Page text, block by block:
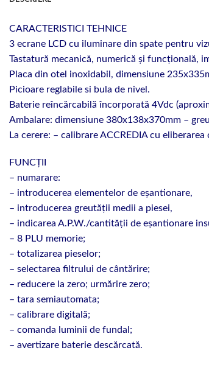
CARACTERISTICI TEHNICE
3 ecrane LCD cu iluminare din spate pentru
Tastatură mecanică, numerică și funcțională,
Placa din otel inoxidabil, dimensiune
Picioare reglabile si bula de nivel.
Baterie reîncărcabilă încorporată 4Vdc
Ambalare: dimensiune 380x138x370mm –
La cerere: – calibrare ACCREDIA cu
FUNCȚII
– numarare:
– introducerea elementelor de eșantionare,
– introducerea greutății medii a piesei,
– indicarea A.P.W./cantității de eșantionare
– 8 PLU memorie;
– totalizarea pieselor;
– selectarea filtrului de cântărire;
– reducere la zero; urmărire zero;
– tara semiautomata;
– calibrare digitală;
– comanda luminii de fundal;
– avertizare baterie descărcată.